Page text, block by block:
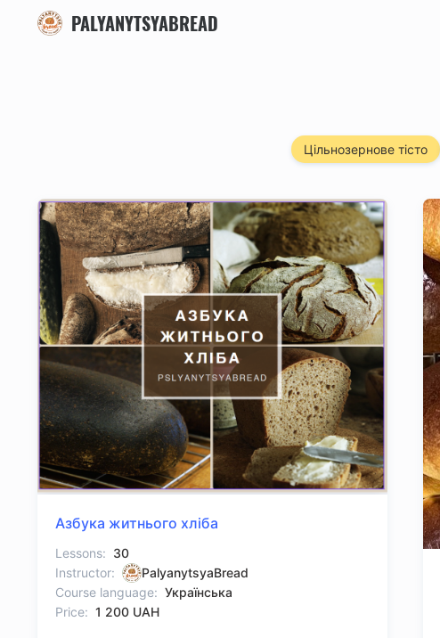
PALYANYTSYABREAD
Цільнозернове тісто
Азбука житнього хліба
Lessons: 30
Instructor:
PalyanytsyaBread
Course language: Українська
Price: 1 200 UAH